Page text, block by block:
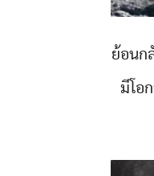
ย้อนก
มีโอ